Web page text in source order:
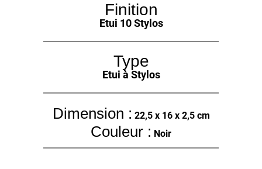
Finition
Etui 10 Stylos
Type
Etui à Stylos
Dimension : 22,5 x 16 x 2,5 cm
Couleur : Noir